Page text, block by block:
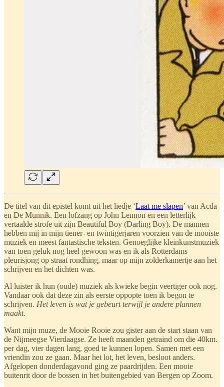
De titel van dit epistel komt uit het liedje ‘Laat me slapen’ van Acda
en De Munnik. Een lofzang op John Lennon en een letterlijk
vertaalde strofe uit zijn Beautiful Boy (Darling Boy). De mannen
hebben mij in mijn tiener- en twintigerjaren voorzien van de mooiste
muziek en meest fantastische teksten. Genoeglijke kleinkunstmuziek
van toen geluk nog heel gewoon was en ik als Rotterdams
pleurisjong op straat rondhing, maar op mijn zolderkamertje aan het
schrijven en het dichten was.
Al luister ik hun (oude) muziek als kwieke begin veertiger ook nog.
Vandaar ook dat deze zin als eerste oppopte toen ik begon te
schrijven. Het leven is wat je gebeurt terwijl je andere plannen
maakt.
Want mijn muze, de Mooie Rooie zou gister aan de start staan van
de Nijmeegse Vierdaagse. Ze heeft maanden getraind om die 40km.
per dag, vier dagen lang, goed te kunnen lopen. Samen met een
vriendin zou ze gaan. Maar het lot, het leven, besloot anders.
Afgelopen donderdagavond ging ze paardrijden. Een mooie
buitenrit door de bossen in het buitengebied van Bergen op Zoom.